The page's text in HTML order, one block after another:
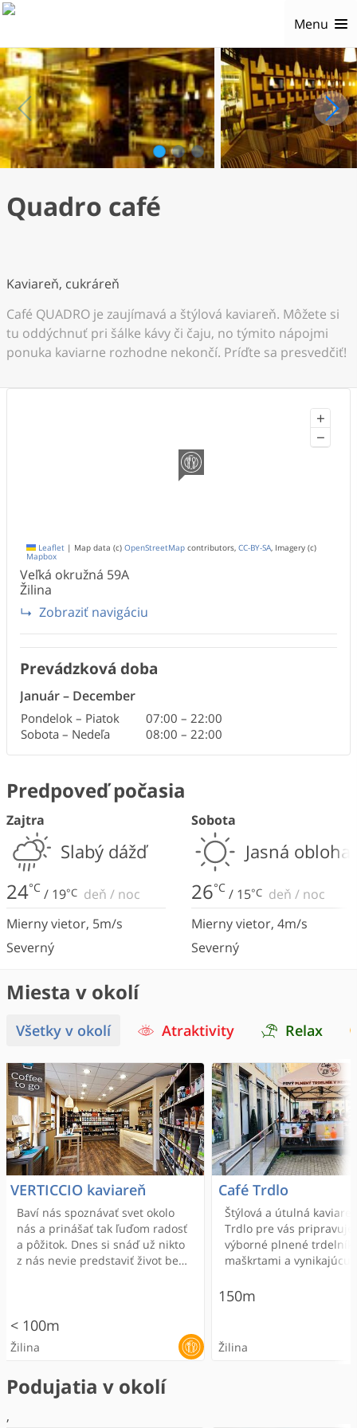
Menu
1 2 3
Quadro café
Kaviareň, cukráreň
Café QUADRO je zaujímavá a štýlová kaviareň. Môžete si
tu oddýchnuť pri šálke kávy či čaju, no týmito nápojmi
ponuka kaviarne rozhodne nekončí. Príďte sa presvedčiť!
+
−
Leaflet | Map data (c) OpenStreetMap contributors, CC-BY-SA, Imagery (c)
Mapbox
Veľká okružná 59A
Žilina
Zobraziť navigáciu
Prevádzková doba
Január– December
Pondelok – Piatok 07:00 – 22:00
Sobota – Nedeľa
08:00 – 22:00
Predpoveď počasia
Zajtra
Slabý dážď
24°C / 19°C deň / noc
Mierny vietor, 5m/s
Severný
Sobota
Jasná obloha
26°C / 15°C deň / noc
Mierny vietor, 4m/s
Severný
Miesta v okolí
Všetky v okolí Atraktivity Relax
VERTICCIO kaviareň
Baví nás spoznávať svet okolo
nás a prinášať tak ľuďom radosť
a pôžitok. Dnes si snáď už nikto
z nás nevie predstaviť život bez
pri týchto šálkach sa vytvárajú a
budujú priateľstvá, hlboké a
úprimné vzťahy. Chceme Vám
nápoj. Skrýva sa v ňom omnoho
< 100m
Žilina
Café Trdlo
Štýlová a útulná
Trdlo pre vás pripravuje
výborné plnené
maškrtami a vynikajúcu
150m
Žilina
Podujatia v okolí
,